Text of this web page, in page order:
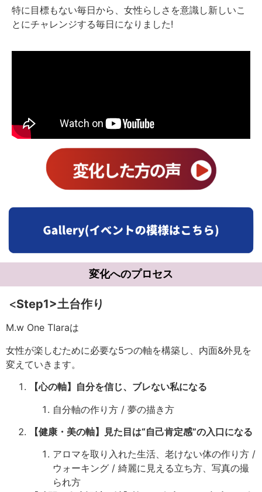
特に目標もない毎日から、女性らしさを意識し新しいこ
とにチャレンジする毎日になりました!
変化へのプロセス
<Step1>土台作り
M.w One TIaraは
女性が楽しむために必要な5つの軸を構築し、内面&外見を
変えていきます。
【心の軸】自分を信じ、ブレない私になる
自分軸の作り方 / 夢の描き方
【健康・美の軸】見た目は“自己肯定感”の入口になる
アロマを取り入れた生活、老けない体の作り方 /
ウォーキング / 綺麗に見える立ち方、写真の撮
られ方